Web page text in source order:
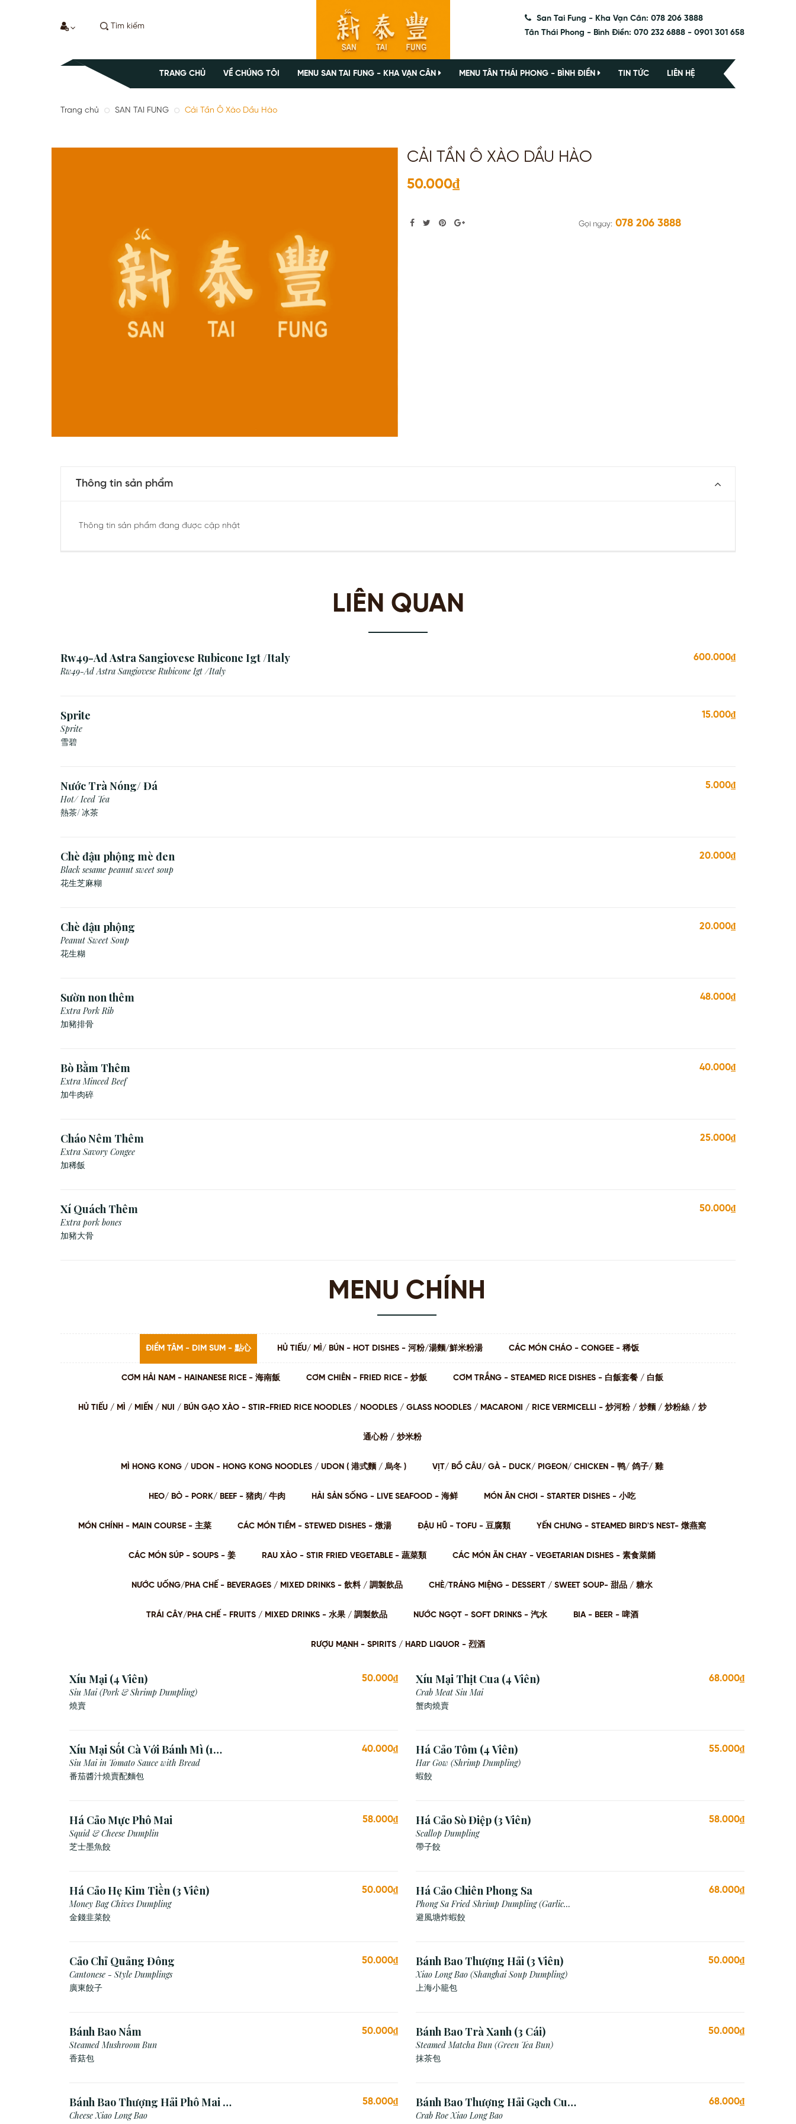
San Tai Fung - Kha Vạn Cân: 078 206 3888
Tân Thái Phong - Bình Điền: 070 232 6888 - 0901 301 658
TRANG CHỦ VỀ CHÚNG TÔI MENU SAN TAI FUNG - KHA VẠN CÂN MENU TÂN THÁI PHONG - BÌNH ĐIỀN TIN TỨC LIÊN HỆ
Trang chủ SAN TAI FUNG Cải Tần Ô Xào Dầu Hào
CẢI TẦN Ô XÀO DẦU HÀO
50.000₫
Gọi ngay: 078 206 3888
Thông tin sản phẩm
Thông tin sản phẩm đang được cập nhật
LIÊN QUAN
Rw49-Ad Astra Sangiovese Rubicone Igt /Italy
Rw49-Ad Astra Sangiovese Rubicone Igt /Italy
600.000₫
Sprite
Sprite
雪碧
15.000₫
Nước Trà Nóng/ Đá
Hot/ Iced Tea
熱茶/ 冰茶
5.000₫
Chè đậu phộng mè đen
Black sesame peanut sweet soup
花生芝麻糊
20.000₫
Chè đậu phộng
Peanut Sweet Soup
花生糊
20.000₫
Sườn non thêm
Extra Pork Rib
加豬排骨
48.000₫
Bò Bằm Thêm
Extra Minced Beef
加牛肉碎
40.000₫
Cháo Nêm Thêm
Extra Savory Congee
加稀飯
25.000₫
Xí Quách Thêm
Extra pork bones
加豬大骨
50.000₫
MENU CHÍNH
ĐIỂM TÂM - DIM SUM - 點心 HỦ TIẾU/ MÌ/ BÚN - HOT DISHES - 河粉/湯麵/鮮米粉湯 CÁC MÓN CHÁO - CONGEE - 稀饭
CƠM HẢI NAM - HAINANESE RICE - 海南飯 CƠM CHIÊN - FRIED RICE - 炒飯 CƠM TRẮNG - STEAMED RICE DISHES - ⽩飯套餐 / ⽩飯
HỦ TIẾU / MÌ / MIẾN / NUI / BÚN GẠO XÀO - STIR-FRIED RICE NOODLES / NOODLES / GLASS NOODLES / MACARONI / RICE VERMICELLI - 炒河粉 / 炒麵 / 炒粉絲 / 炒
通⼼粉 / 炒⽶粉
MÌ HONG KONG / UDON - HONG KONG NOODLES / UDON ( 港式麵 / 烏冬 ) VỊT/ BỒ CÂU/ GÀ - DUCK/ PIGEON/ CHICKEN - 鸭/ 鸽子/ 雞
HEO/ BÒ - PORK/ BEEF - 猪肉/ 牛肉 HẢI SẢN SỐNG - LIVE SEAFOOD - 海鲜 MÓN ĂN CHƠI - STARTER DISHES - 小吃
MÓN CHÍNH - MAIN COURSE - 主菜 CÁC MÓN TIỀM - STEWED DISHES - 燉湯 ĐẬU HŨ - TOFU - 豆腐類 YẾN CHƯNG - STEAMED BIRD'S NEST- 燉燕窩
CÁC MÓN SÚP - SOUPS - 姜 RAU XÀO - STIR FRIED VEGETABLE - 蔬菜類 CÁC MÓN ĂN CHAY - VEGETARIAN DISHES - 素⻝菜餚
NƯỚC UỐNG/PHA CHẾ - BEVERAGES / MIXED DRINKS - 飲料 / 調製飲品 CHÈ/TRÁNG MIỆNG - DESSERT / SWEET SOUP- 甜品 / 糖⽔
TRÁI CÂY/PHA CHẾ - FRUITS / MIXED DRINKS - ⽔果 / 調製飲品 NƯỚC NGỌT - SOFT DRINKS - 汽⽔ BIA - BEER - 啤酒
RƯỢU MẠNH - SPIRITS / HARD LIQUOR - 烈酒
Xíu Mại (4 Viên)
Siu Mai (Pork & Shrimp Dumpling)
燒賣
50.000₫ Xíu Mại Thịt Cua (4 Viên)
Crab Meat Siu Mai
蟹肉燒賣
68.000₫
Xíu Mại Sốt Cà Với Bánh Mì (1
Viên)
Siu Mai in Tomato Sauce with Bread
番茄醬汁燒賣配麵包
40.000₫ Há Cảo Tôm (4 Viên)
Har Gow (Shrimp Dumpling)
蝦餃
55.000₫
Há Cảo Mực Phô Mai
Squid & Cheese Dumplin
芝⼠墨⿂餃
58.000₫ Há Cảo Sò Điệp (3 Viên)
Scallop Dumpling
帶子餃
58.000₫
Há Cảo Hẹ Kim Tiền (3 Viên)
Money Bag Chives Dumpling
金錢韭菜餃
50.000₫ Há Cảo Chiên Phong Sa
Phong Sa Fried Shrimp Dumpling (Garlic
Breadcrumb)
避風塘炸蝦餃
68.000₫
Cảo Chỉ Quảng Đông
Cantonese - Style Dumplings
廣東餃⼦
50.000₫ Bánh Bao Thượng Hải (3 Viên)
Xiao Long Bao (Shanghai Soup Dumpling)
上海小籠包
50.000₫
Bánh Bao Nấm
Steamed Mushroom Bun
香菇包
50.000₫ Bánh Bao Trà Xanh (3 Cái)
Steamed Matcha Bun (Green Tea Bun)
抹茶包
50.000₫
Bánh Bao Thượng Hải Phô Mai (3
Viên)
Cheese Xiao Long Bao
58.000₫
Bánh Bao Thượng Hải Gạch Cua
(3 Viên)
Crab Roe Xiao Long Bao
68.000₫